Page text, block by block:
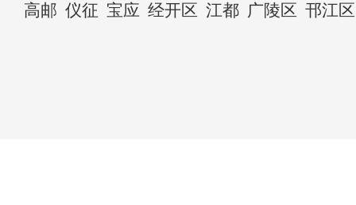
高邮 仪征 宝应 经开区 江都 广陵区 邗江区